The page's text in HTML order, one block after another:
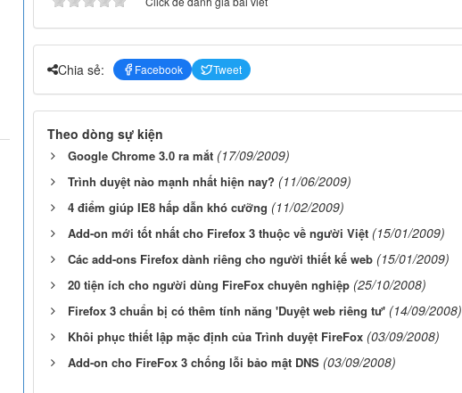
Chia sẻ: Facebook Tweet
Theo dòng sự kiện
Google Chrome 3.0 ra mắt (17/09/2009)
Trình duyệt nào mạnh nhất hiện nay? (11/06/2009)
4 điểm giúp IE8 hấp dẫn khó cưỡng (11/02/2009)
Add-on mới tốt nhất cho Firefox 3 thuộc về người Việt (15/01/2009)
Các add-ons Firefox dành riêng cho người thiết kế web (15/01/2009)
20 tiện ích cho người dùng FireFox chuyên nghiệp (25/10/2008)
Firefox 3 chuẩn bị có thêm tính năng 'Duyệt web riêng tư' (14/09/2008)
Khôi phục thiết lập mặc định của Trình duyệt FireFox (03/09/2008)
Add-on cho FireFox 3 chống lỗi bảo mật DNS (03/09/2008)